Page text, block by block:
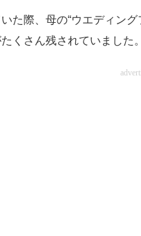
た際、母の“ウエディン
くさん残されていました。